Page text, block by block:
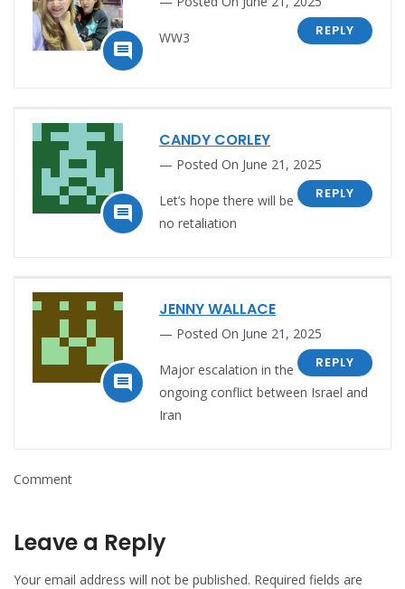

REPLY
WW3

CANDY CORLEY
Posted On June 21, 2025
REPLY
Let’s hope there will be
no retaliation

JENNY WALLACE
Posted On June 21, 2025
REPLY
Major escalation in the
ongoing conflict between Israel and
Iran
Comment
Leave a Reply
Your email address will not be published. Required fields are